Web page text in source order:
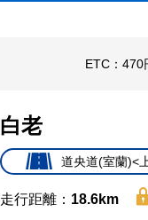
ETC：470
白老
道央道(室蘭)<
走行距離： 18.6km